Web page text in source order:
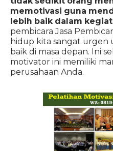
memotivasi guna
lebih baik dalam
pembicara Jasa
hidup kita sangat
baik di masa depan. Ini
motivator ini memiliki
perusahaan Anda.